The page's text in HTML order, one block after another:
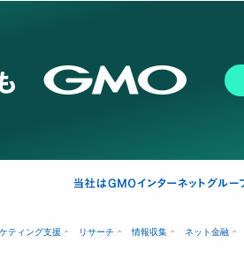
ティング支援 リサーチ 情報収集 ネット金融